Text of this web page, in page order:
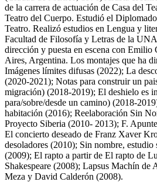
de la carrera de actuación de Casa del
Teatro del Cuerpo. Estudió el
Teatro. Realizó estudios en Lengua y
Facultad de Filosofía y Letras de la
dirección y puesta en escena con Emilio
Aires, Argentina. Los montajes que ha
Imágenes límites difusas (2022); La
(2020-2021); Notas para construir un
migración) (2018-2019); El deshielo es
para/sobre/desde un camino) (2018-
habitación (2016); Reelaboración Sin
Proyecto Siberia (2010- 2013); F.
El concierto deseado de Franz Xaver
desoladores (2010); Sin nombre, estudio
(2009); El rapto a partir de El rapto de
Shakespeare (2008); Lapsus Machín de
Meza y David Calderón (2008).